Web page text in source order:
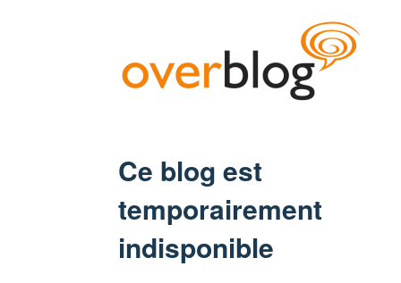
Ce blog est
temporairement
indisponible